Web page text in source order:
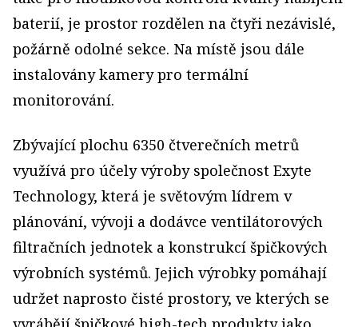
baterií, je prostor rozdělen na čtyři nezávislé,
požárně odolné sekce. Na místě jsou dále
instalovány kamery pro termální
monitorování.
Zbývající plochu 6350 čtverečních metrů
využívá pro účely výroby společnost Exyte
Technology, která je světovým lídrem v
plánování, vývoji a dodávce ventilátorových
filtračních jednotek a konstrukcí špičkových
výrobních systémů. Jejich výrobky pomáhají
udržet naprosto čisté prostory, ve kterých se